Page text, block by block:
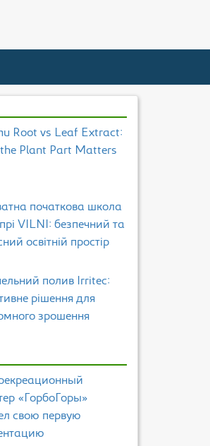
Root vs Leaf Extract:
Plant Part Matters
початкова школа
VILNI: безпечний та
освітній простір
полив Irritec:
рішення для
зрошення
«ГорбоГоры»
свою первую